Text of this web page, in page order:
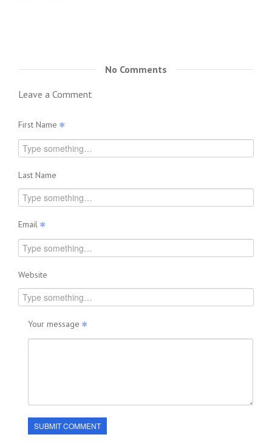
No Comments
Leave a Comment
First Name
Last Name
Email
Website
Your message
SUBMIT COMMENT